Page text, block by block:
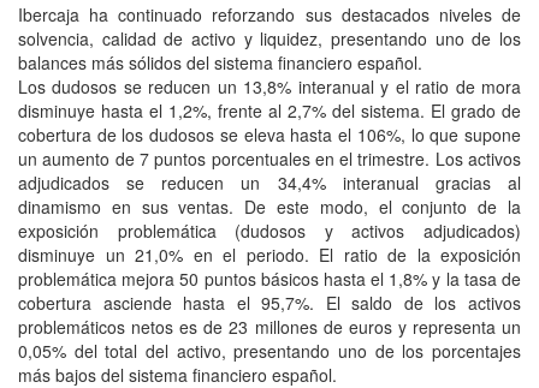
Ibercaja ha continuado reforzando sus destacados niveles de
solvencia, calidad de activo y liquidez, presentando uno de los
balances más sólidos del sistema financiero español.
Los dudosos se reducen un 13,8% interanual y el ratio de mora
disminuye hasta el 1,2%, frente al 2,7% del sistema. El grado de
cobertura de los dudosos se eleva hasta el 106%, lo que supone
un aumento de 7 puntos porcentuales en el trimestre. Los activos
adjudicados se reducen un 34,4% interanual gracias al
dinamismo en sus ventas. De este modo, el conjunto de la
exposición problemática (dudosos y activos adjudicados)
disminuye un 21,0% en el periodo. El ratio de la exposición
problemática mejora 50 puntos básicos hasta el 1,8% y la tasa de
cobertura asciende hasta el 95,7%. El saldo de los activos
problemáticos netos es de 23 millones de euros y representa un
0,05% del total del activo, presentando uno de los porcentajes
más bajos del sistema financiero español.